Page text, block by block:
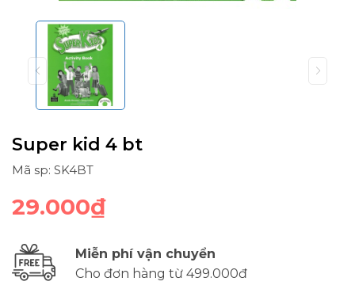
Super kid 4 bt
Mã sp: SK4BT
29.000₫
Miễn phí vận chuyển
Cho đơn hàng từ 499.000đ